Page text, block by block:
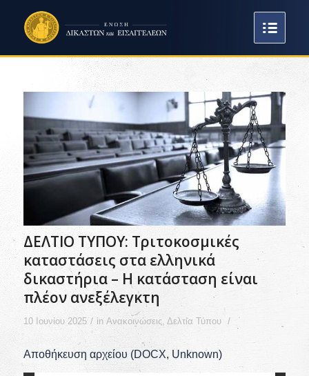
ΔΕΛΤΙΟ ΤΥΠΟΥ: Τριτοκοσμικές
καταστάσεις στα ελληνικά
δικαστήρια – Η κατάσταση είναι
πλέον ανεξέλεγκτη
10 Ιουνίου 2025 / in Ανακοινώσεις, Δελτία Τύπου /
Αποθήκευση αρχείου (DOCX, Unknown)